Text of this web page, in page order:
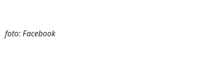
foto: Facebook